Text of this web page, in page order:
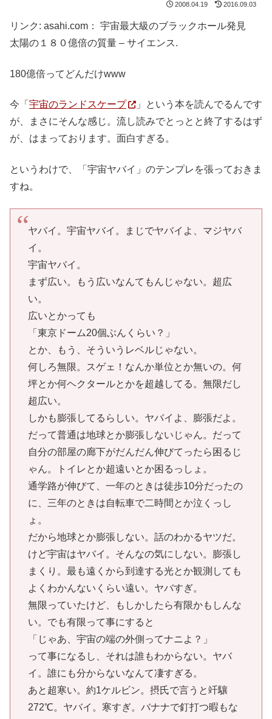
2008.04.19 2016.09.03
リンク: asahi.com： 宇宙最大級のブラックホール発見
太陽の１８０億倍の質量 – サイエンス.
180億倍ってどんだけwww
今「 宇宙のランドスケープ
」という本を読んでるんです
が、まさにそんな感じ。流し読みでとっとと終了するはず
が、はまっております。面白すぎる。
というわけで、「宇宙ヤバイ」のテンプレを張っておきま
すね。
ヤバイ。宇宙ヤバイ。まじでヤバイよ、マジヤバ
イ。
宇宙ヤバイ。
まず広い。もう広いなんてもんじゃない。超広
い。
広いとかっても
「東京ドーム20個ぶんくらい？」
とか、もう、そういうレベルじゃない。
何しろ無限。スゲェ！なんか単位とか無いの。何
坪とか何ヘクタールとかを超越してる。無限だし
超広い。
しかも膨張してるらしい。ヤバイよ、膨張だよ。
だって普通は地球とか膨張しないじゃん。だって
自分の部屋の廊下がだんだん伸びてったら困るじ
ゃん。トイレとか超遠いとか困るっしょ。
通学路が伸びて、一年のときは徒歩10分だったの
に、三年のときは自転車で二時間とか泣くっし
ょ。
だから地球とか膨張しない。話のわかるヤツだ。
けど宇宙はヤバイ。そんなの気にしない。膨張し
まくり。最も遠くから到達する光とか観測しても
よくわかんないくらい遠い。ヤバすぎ。
無限っていたけど、もしかしたら有限かもしんな
い。でも有限って事にすると
「じゃあ、宇宙の端の外側ってナニよ？」
って事になるし、それは誰もわからない。ヤバ
イ。誰にも分からないなんて凄すぎる。
あと超寒い。約1ケルビン。摂氏で言うと竏驤
272℃。ヤバイ。寒すぎ。バナナで釘打つ暇もな